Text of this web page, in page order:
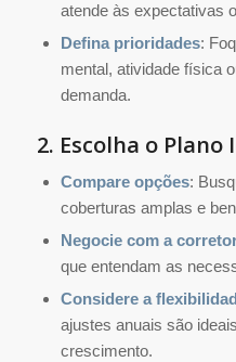
atende às expectativas
Defina prioridades:
mental, atividade física
demanda.
2. Escolha o Plano
Compare opções:
coberturas amplas e
Negocie com a
que entendam as
Considere a
ajustes anuais são
crescimento.